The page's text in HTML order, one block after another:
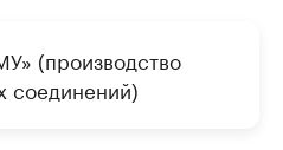
(производство
соединений)